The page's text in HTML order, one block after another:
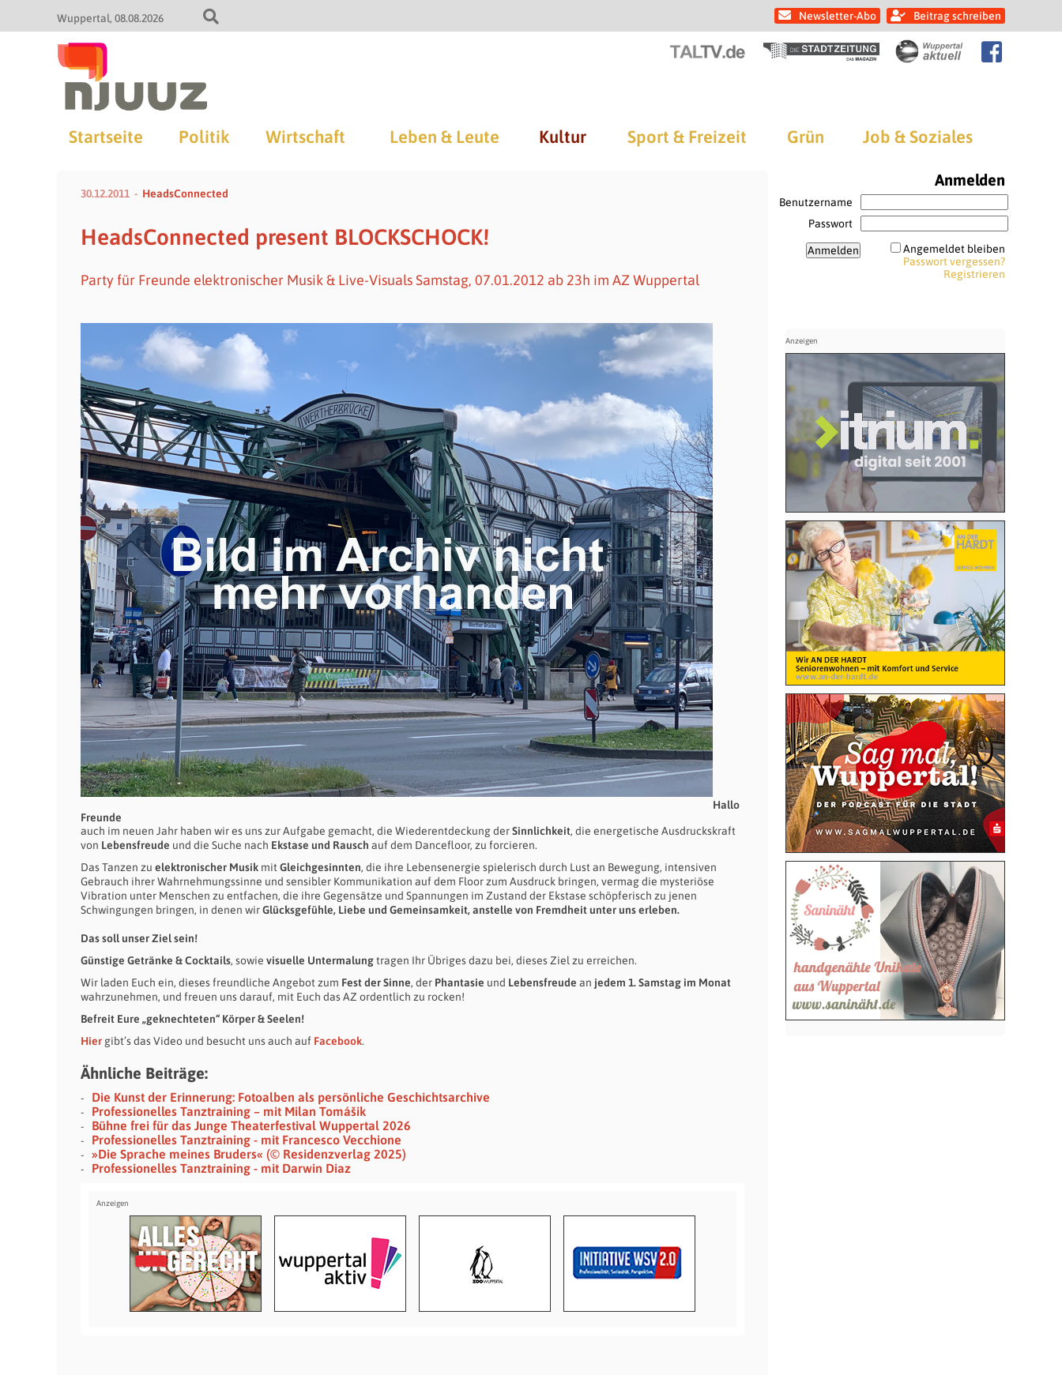
Wuppertal 08.08.2026 Newsletter-Abo Beitrag schreiben
Startseite Politik Wirtschaft Leben & Leute Kultur Sport & Freizeit Grün Job & Soziales
30.12.2011 HeadsConnected
HeadsConnected present BLOCKSCHOCK!
Party für Freunde elektronischer Musik & Live-Visuals Samstag, 07.01.2012 ab 23h im AZ Wuppertal
Hallo
Freunde
auch im neuen Jahr haben wir es uns zur Aufgabe gemacht, die Wiederentdeckung derSinnlichkeit, die energetische Ausdruckskraft
von Lebensfreude und die Suche nach Ekstase und Rausch auf dem Dancefloor, zu forcieren.
Das Tanzen zu elektronischer Musik mit Gleichgesinnten, die ihre Lebensenergie spielerisch durch Lust an Bewegung, intensiven
Gebrauch ihrer Wahrnehmungssinne und sensibler Kommunikation auf dem Floor zum Ausdruck bringen, vermag die mysteriöse
Vibration unter Menschen zu entfachen, die ihre Gegensätze und Spannungen im Zustand der Ekstase schöpferisch zu jenen
Schwingungen bringen, in denen wirGlücksgefühle, Liebe und Gemeinsamkeit, anstelle von Fremdheit unter uns erleben.
Das soll unser Ziel sein!
Günstige Getränke & Cocktails, sowie visuelle Untermalungtragen Ihr Übriges dazu bei, dieses Ziel zu erreichen.
Wir laden Euch ein, dieses freundliche Angebot zum Fest der Sinne, der Phantasie und Lebensfreude an jedem 1. Samstag im Monat
wahrzunehmen, und freuen uns darauf, mit Euch das AZ ordentlich zu rocken!
Befreit Eure „geknechteten“ Körper & Seelen!
Hier gibt’s das Video und besucht uns auch auf Facebook.
Ähnliche Beiträge:
Die Kunst der Erinnerung: Fotoalben als persönliche Geschichtsarchive
Professionelles Tanztraining – mit Milan Tomášik
Bühne frei für das Junge Theaterfestival Wuppertal 2026
Professionelles Tanztraining - mit Francesco Vecchione
»Die Sprache meines Bruders« (© Residenzverlag 2025)
Professionelles Tanztraining - mit Darwin Diaz
Anmelden
Benutzername
Passwort
Angemeldet bleiben
Passwort vergessen?
Registrieren